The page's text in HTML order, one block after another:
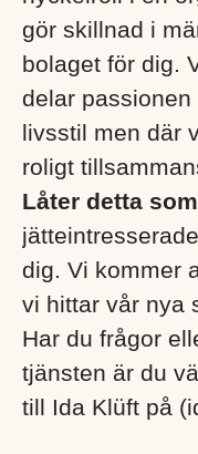
gör skillnad i
bolaget för dig.
delar
livsstil men där
roligt
Låter detta
dig. Vi kommer
vi hittar vår nya
Har du frågor
tjänsten är du
till Ida Klüft på